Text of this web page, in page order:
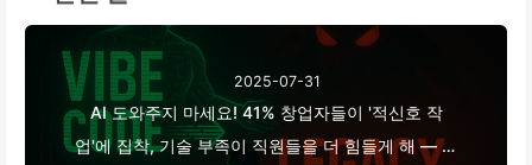
2025-07-31
AI 도와주지 마세요! 41% 창업자들이 '적신호 작
업'에 집착, 기술 부족이 직원들을 더 힘들게 해 — 천